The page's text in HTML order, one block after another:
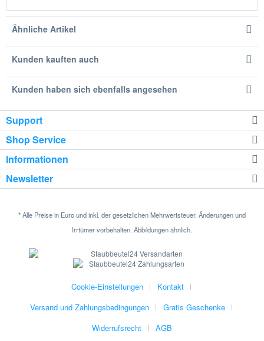
Ähnliche Artikel
Kunden kauften auch
Kunden haben sich ebenfalls angesehen
Support
Shop Service
Informationen
Newsletter
* Alle Preise in Euro und inkl. der gesetzlichen Mehrwertsteuer. Änderungen und
Irrtümer vorbehalten. Abbildungen ähnlich.
Cookie-Einstellungen
Kontakt
Versand und Zahlungsbedingungen
Gratis Geschenke
Widerrufsrecht
AGB